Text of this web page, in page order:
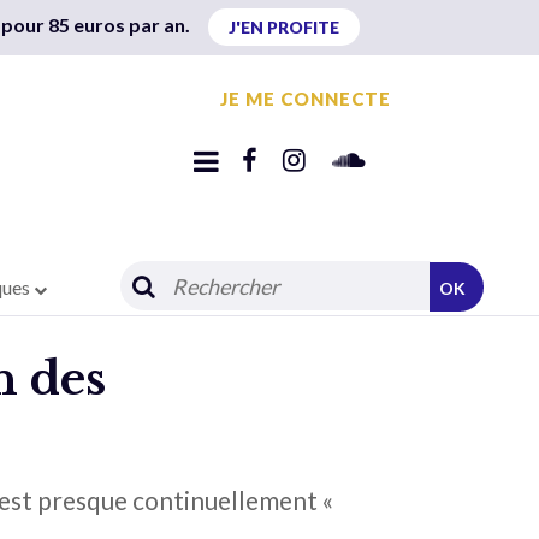
85 euros par an. J'EN PROFITE
JE ME CONNECTE
OK
des
presque continuellement «